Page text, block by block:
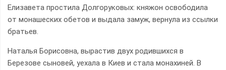
Елизавета простила Долгоруковых: княжон освободила
от монашеских обетов и выдала замуж, вернула из ссылки
братьев.
Наталья Борисовна, вырастив двух родившихся в
Березове сыновей, уехала в Киев и стала монахиней. В